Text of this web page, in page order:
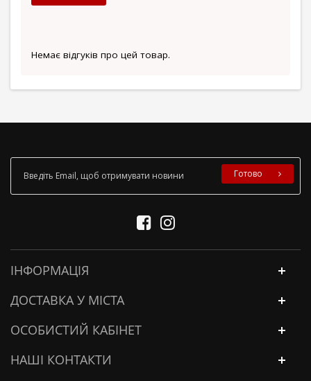
Немає відгуків про цей товар.
Готово
ІНФОРМАЦІЯ
ДОСТАВКА У МІСТА
ОСОБИСТИЙ КАБІНЕТ
НАШІ КОНТАКТИ